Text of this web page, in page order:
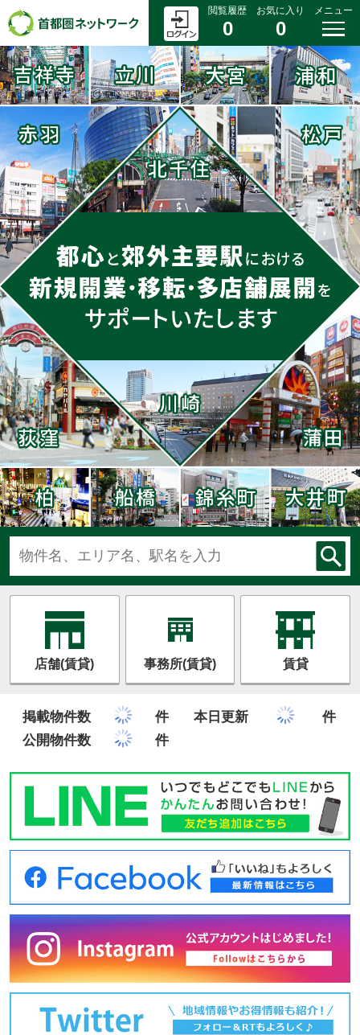
閲覧履歴
0
お気に入り
0
メニュー
店舗(賃貸) 事務所(賃貸) 賃貸
掲載物件数 件 本日更新
件
公開物件数
件